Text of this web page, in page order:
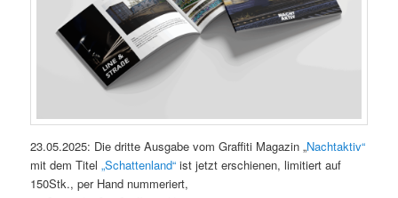
23.05.2025: Die dritte Ausgabe vom Graffiti Magazin „Nachtaktiv“
mit dem Titel„Schattenland“ ist jetzt erschienen, limitiert auf
150Stk., per Hand nummeriert,